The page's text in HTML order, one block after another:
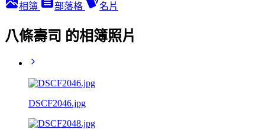
相簿 部落格 名片
八條壽司 的相簿照片
DSCF2046.jpg